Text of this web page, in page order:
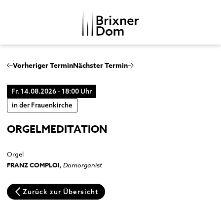
DEIT
DOMKAPITEL
DOMMUSIK
Domchor
Glocken
Musikgeschichte
DOMBEZIRK
Kreuzgang
Domkapitelhaus
Johanneskapelle
MENSCHENBILDER
Vorheriger TerminNächster Termin
Fr. 14.08.2026 - 18:00 Uhr
in der Frauenkirche
ORGELMEDITATION
Orgel
FRANZ COMPLOI, Domorganist
Zurück zur Übersicht